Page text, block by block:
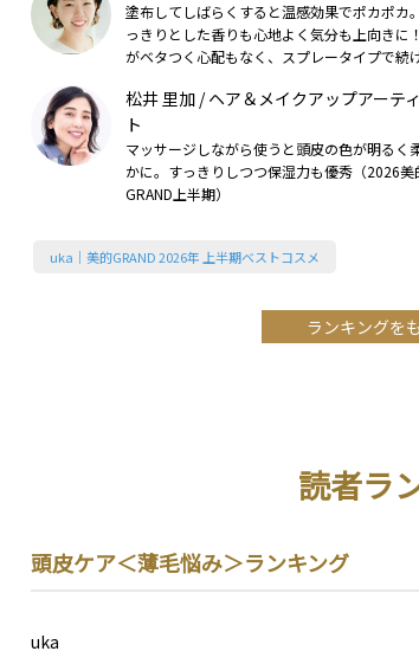
塗布してしばらくすると温感効果でポカポカ
っきりとした香りも心地よく気分も上向きに
がベタつく心配もなく、スプレータイプで続
松井 里加 / ヘア＆メイクアップアーテ
ト
マッサージしながら使うと頭皮の色が明るく
かに。すっきりしつつ保湿力も優秀（2026美
GRAND上半期）
uka｜美的GRAND 2026年 上半期ベストコスメ
ランキングを
読者ラ
頭皮ケア＜薄毛悩み＞ランキング
uka